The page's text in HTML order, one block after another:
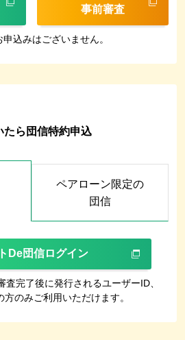
事前審査
込みはございません。
たら団信特約申込
ペアローン限定の
団信
De団信ログイン
査完了後に発行されるユーザーID、
のみご利用いただけます。